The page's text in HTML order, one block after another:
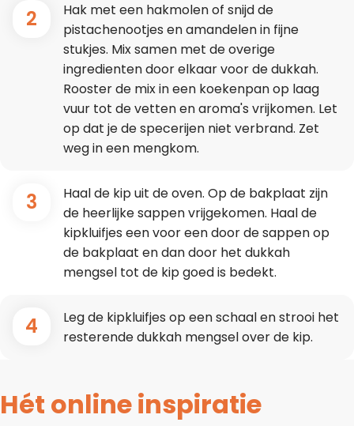
2
Hak met een hakmolen of snijd de
pistachenootjes en amandelen in fijne
stukjes. Mix samen met de overige
ingredienten door elkaar voor de dukkah.
Rooster de mix in een koekenpan op laag
vuur tot de vetten en aroma's vrijkomen. Let
op dat je de specerijen niet verbrand. Zet
weg in een mengkom.
3
Haal de kip uit de oven. Op de bakplaat zijn
de heerlijke sappen vrijgekomen. Haal de
kipkluifjes een voor een door de sappen op
de bakplaat en dan door het dukkah
mengsel tot de kip goed is bedekt.
4
Leg de kipkluifjes op een schaal en strooi het
resterende dukkah mengsel over de kip.
Hét online inspiratie